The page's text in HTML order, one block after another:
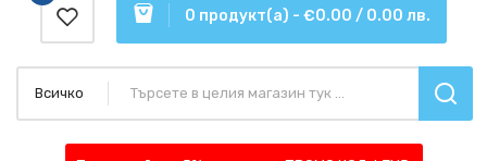
0 продукт(а) - €0.00 / 0.00 лв.
Всичко